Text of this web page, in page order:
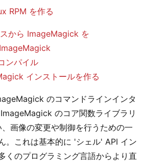
RPM を作る
から ImageMagick を
ンパイル
インストールを作る
のコマンドラインインタ
のコア関数ライブラリ
画像の変更や制御を行うための一
。これは基本的に 'シェル' API イン
くのプログラミング言語からより直